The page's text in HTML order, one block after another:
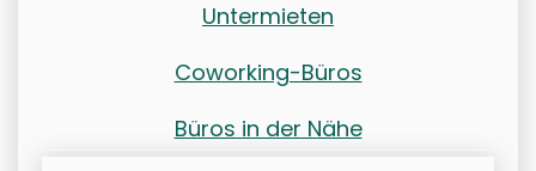
Untermieten
Coworking-Büros
Büros in der Nähe